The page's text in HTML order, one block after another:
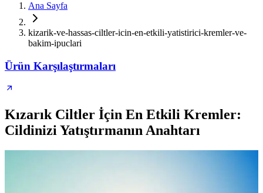
Ana Sayfa
kizarik-ve-hassas-ciltler-icin-en-etkili-yatistirici-kremler-ve-
bakim-ipuclari
Ürün Karşılaştırmaları
Kızarık Ciltler İçin En Etkili Kremler:
Cildinizi Yatıştırmanın Anahtarı